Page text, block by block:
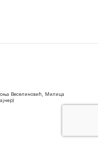
Веселиновић, Милица